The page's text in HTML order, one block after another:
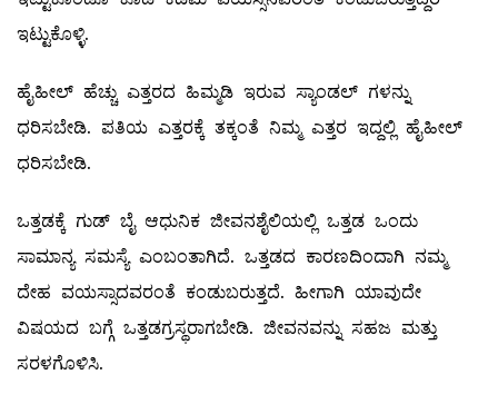
ಇಟ್ಟುಕೊಳ್ಳಿ.
ಹೈಹೀಲ್ ‌ಹೆಚ್ಚು ಎತ್ತರದ ಹಿಮ್ಮಡಿ ಇರುವ ಸ್ಯಾಂಡಲ್ ಗಳನ್ನು
ಧರಿಸಬೇಡಿ. ಪತಿಯ ಎತ್ತರಕ್ಕೆ ತಕ್ಕಂತೆ ನಿಮ್ಮ ಎತ್ತರ ಇದ್ದಲ್ಲಿ ಹೈಹೀಲ್
‌ಧರಿಸಬೇಡಿ.
ಒತ್ತಡಕ್ಕೆ ಗುಡ್‌ ಬೈ ಆಧುನಿಕ ಜೀವನಶೈಲಿಯಲ್ಲಿ ಒತ್ತಡ ಒಂದು
ಸಾಮಾನ್ಯ ಸಮಸ್ಯೆ ಎಂಬಂತಾಗಿದೆ. ಒತ್ತಡದ ಕಾರಣದಿಂದಾಗಿ ನಮ್ಮ
ದೇಹ ವಯಸ್ಸಾದವರಂತೆ ಕಂಡುಬರುತ್ತದೆ. ಹೀಗಾಗಿ ಯಾವುದೇ
ವಿಷಯದ ಬಗ್ಗೆ ಒತ್ತಡಗ್ರಸ್ಥರಾಗಬೇಡಿ. ಜೀವನವನ್ನು ಸಹಜ ಮತ್ತು
ಸರಳಗೊಳಿಸಿ.